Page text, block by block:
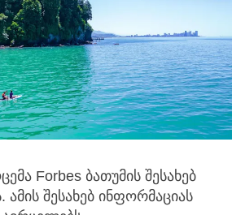
Forbes ბათუმის შესახებ
ამის შესახებ ინფორმაციას